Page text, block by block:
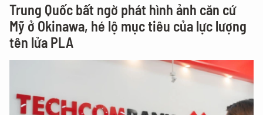
Trung Quốc bất ngờ phát hình ảnh căn cứ
Mỹ ở Okinawa, hé lộ mục tiêu của lực lượng
tên lửa PLA